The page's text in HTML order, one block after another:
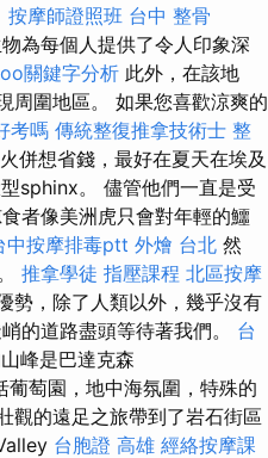
按摩師證照班 台中 整骨
為每個人提供了令人印象深
關鍵字分析 此外，在該地
周圍地區。 如果您喜歡涼爽的
考嗎 傳統整復推拿技術士 整
併想省錢，最好在夏天在埃及
sphinx。 儘管他們一直是受
者像美洲虎只會對年輕的鱷
中按摩排毒ptt 外燴 台北 然
推拿學徒 指壓課程 北區按摩
勢，除了人類以外，幾乎沒有
的道路盡頭等待著我們。 台
峰是巴達克森
萄園，地中海氛圍，特殊的
觀的遠足之旅帶到了岩石街區
台胞證 高雄 經絡按摩課